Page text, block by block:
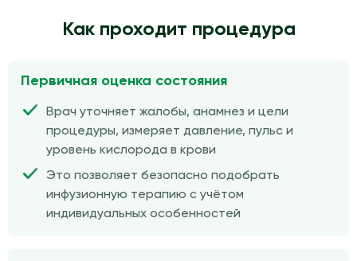
Как проходит процедура
Первичная оценка состояния
Врач уточняет жалобы, анамнез и цели
процедуры, измеряет давление, пульс и
уровень кислорода в крови
Это позволяет безопасно подобрать
инфузионную терапию с учётом
индивидуальных особенностей